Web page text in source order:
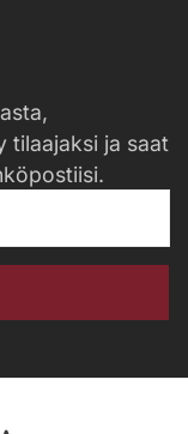
tilaajaksi ja saat